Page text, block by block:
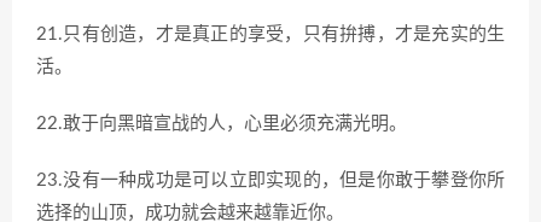
21.只有创造，才是真正的享受，只有拚搏，才是充实的生
活。
22.敢于向黑暗宣战的人，心里必须充满光明。
23.没有一种成功是可以立即实现的，但是你敢于攀登你所
选择的山顶，成功就会越来越靠近你。